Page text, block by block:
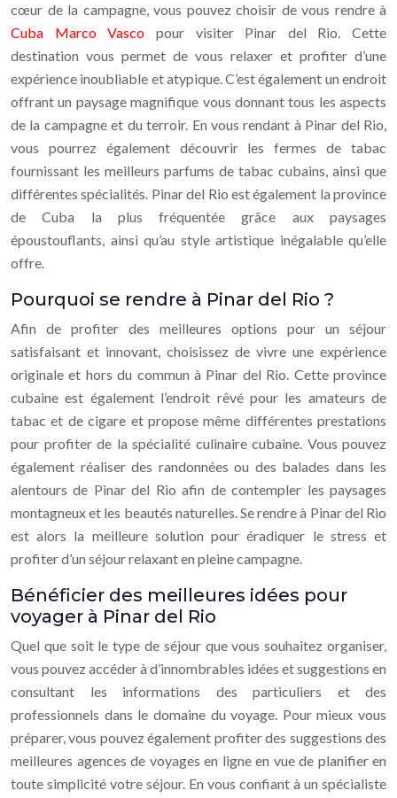
cœur de la campagne, vous pouvez choisir de vous rendre à
Cuba Marco Vasco pour visiter Pinar del Rio. Cette
destination vous permet de vous relaxer et profiter d’une
expérience inoubliable et atypique. C’est également un endroit
offrant un paysage magnifique vous donnant tous les aspects
de la campagne et du terroir. En vous rendant à Pinar del Rio,
vous pourrez également découvrir les fermes de tabac
fournissant les meilleurs parfums de tabac cubains, ainsi que
différentes spécialités. Pinar del Rio est également la province
de Cuba la plus fréquentée grâce aux paysages
époustouflants, ainsi qu’au style artistique inégalable qu’elle
offre.
Pourquoi se rendre à Pinar del Rio ?
Afin de profiter des meilleures options pour un séjour
satisfaisant et innovant, choisissez de vivre une expérience
originale et hors du commun à Pinar del Rio. Cette province
cubaine est également l’endroit rêvé pour les amateurs de
tabac et de cigare et propose même différentes prestations
pour profiter de la spécialité culinaire cubaine. Vous pouvez
également réaliser des randonnées ou des balades dans les
alentours de Pinar del Rio afin de contempler les paysages
montagneux et les beautés naturelles. Se rendre à Pinar del Rio
est alors la meilleure solution pour éradiquer le stress et
profiter d’un séjour relaxant en pleine campagne.
Bénéficier des meilleures idées pour
voyager à Pinar del Rio
Quel que soit le type de séjour que vous souhaitez organiser,
vous pouvez accéder à d’innombrables idées et suggestions en
consultant les informations des particuliers et des
professionnels dans le domaine du voyage. Pour mieux vous
préparer, vous pouvez également profiter des suggestions des
meilleures agences de voyages en ligne en vue de planifier en
toute simplicité votre séjour. En vous confiant à un spécialiste